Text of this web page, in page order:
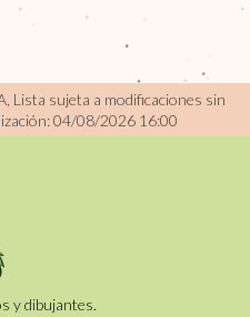
Lista sujeta a modificaciones sin
04/08/2026 16:00
y dibujantes.